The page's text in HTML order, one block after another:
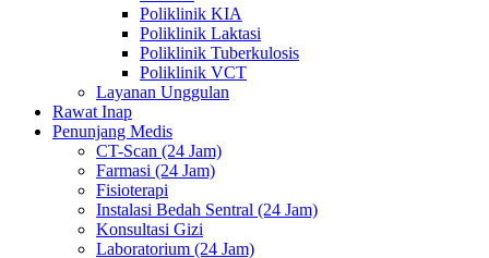
Poliklinik KIA
Poliklinik Laktasi
Poliklinik Tuberkulosis
Poliklinik VCT
Layanan Unggulan
Rawat Inap
Penunjang Medis
CT-Scan (24 Jam)
Farmasi (24 Jam)
Fisioterapi
Instalasi Bedah Sentral (24 Jam)
Konsultasi Gizi
Laboratorium (24 Jam)